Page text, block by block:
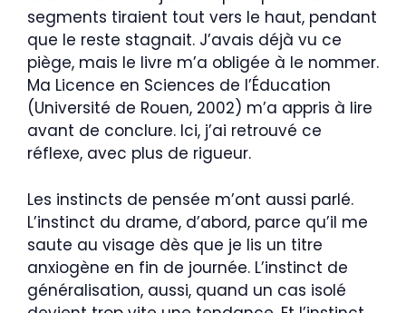
segments tiraient tout vers le haut, pendant
que le reste stagnait. J’avais déjà vu ce
piège, mais le livre m’a obligée à le nommer.
Ma Licence en Sciences de l’Éducation
(Université de Rouen, 2002) m’a appris à lire
avant de conclure. Ici, j’ai retrouvé ce
réflexe, avec plus de rigueur.
Les instincts de pensée m’ont aussi parlé.
L’instinct du drame, d’abord, parce qu’il me
saute au visage dès que je lis un titre
anxiogène en fin de journée. L’instinct de
généralisation, aussi, quand un cas isolé